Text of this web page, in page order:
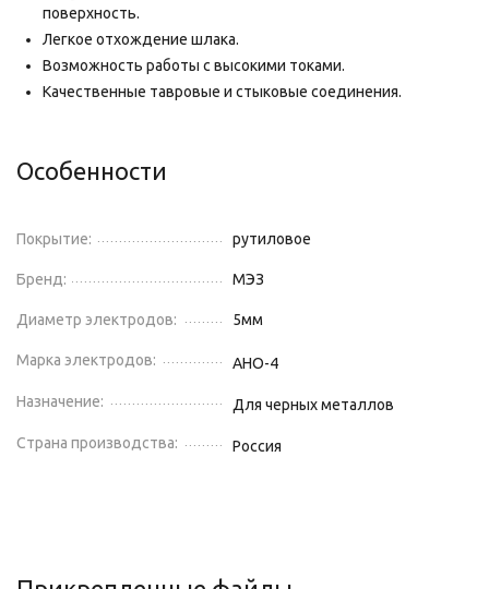
поверхность.
Легкое отхождение шлака.
Возможность работы с высокими токами.
Качественные тавровые и стыковые соединения.
Особенности
Покрытие: рутиловое
Бренд: МЭЗ
Диаметр электродов: 5мм
Марка электродов: АНО-4
Назначение: Для черных металлов
Страна производства: Россия